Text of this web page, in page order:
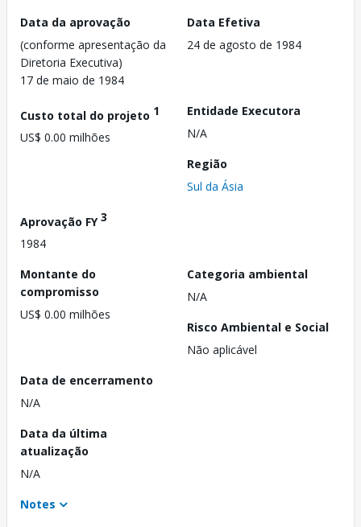
Data da aprovação
(conforme apresentação da
Diretoria Executiva)
17 de maio de 1984
Data Efetiva
24 de agosto de 1984
Custo total do projeto 1
US$ 0.00 milhões
Entidade Executora
N/A
Região
Sul da Ásia
Aprovação FY3
1984
Montante do
compromisso
US$ 0.00 milhões
Categoria ambiental
N/A
Risco Ambiental e Social
Não aplicável
Data de encerramento
N/A
Data da última
atualização
N/A
Notes